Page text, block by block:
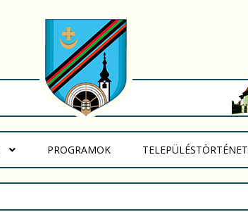
PROGRAMOK(CURRENT)TELEPÜLÉSTÖRTÉNET